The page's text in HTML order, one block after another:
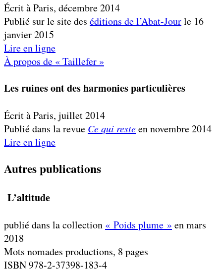
Écrit à Paris, décembre 2014
Publié sur le site des éditions de l’Abat-Jourle 16
janvier 2015
Lire en ligne
À propos de « Taillefer »
Les ruines ont des harmonies particulières
Écrit à Paris, juillet 2014
Publié dans la revue Ce qui resteen novembre 2014
Lire en ligne
Autres publications
L’altitude
publié dans la collection « Poids plume » en mars
2018
Mots nomades productions, 8 pages
ISBN 978-2-37398-183-4